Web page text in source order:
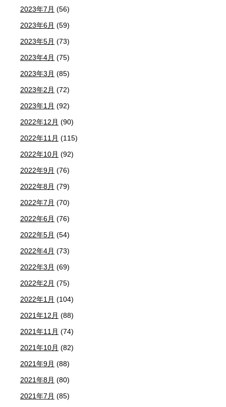
2023年7月 (56)
2023年6月 (59)
2023年5月 (73)
2023年4月 (75)
2023年3月 (85)
2023年2月 (72)
2023年1月 (92)
2022年12月 (90)
2022年11月 (115)
2022年10月 (92)
2022年9月 (76)
2022年8月 (79)
2022年7月 (70)
2022年6月 (76)
2022年5月 (54)
2022年4月 (73)
2022年3月 (69)
2022年2月 (75)
2022年1月 (104)
2021年12月 (88)
2021年11月 (74)
2021年10月 (82)
2021年9月 (88)
2021年8月 (80)
2021年7月 (85)